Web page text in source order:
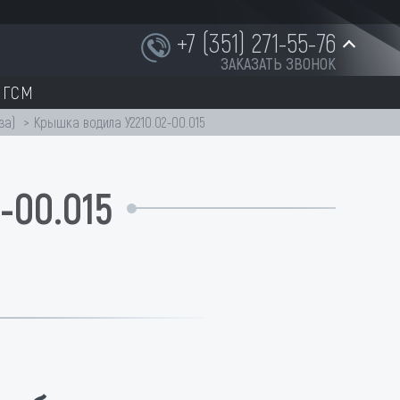
+7 (351) 271-55-76
ЗАКАЗАТЬ ЗВОНОК
+7 (951) 252-91-87
ГСМ
Крышка водила У2210.02-00.015